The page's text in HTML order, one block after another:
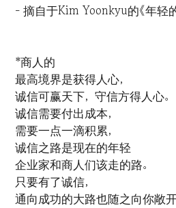
- 摘自于Kim Yoonkyu的《年轻
*商人的
最高境界是获得人心，
诚信可赢天下，守信方得人心。
诚信需要付出成本，
需要一点一滴积累，
诚信之路是现在的年轻
企业家和商人们该走的路。
只要有了诚信，
通向成功的大路也随之向你敞开